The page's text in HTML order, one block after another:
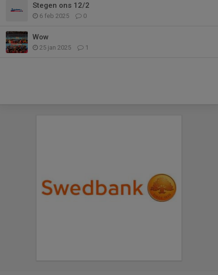
Stegen ons 12/2
6 feb 2025 0
Wow
25 jan 2025 1